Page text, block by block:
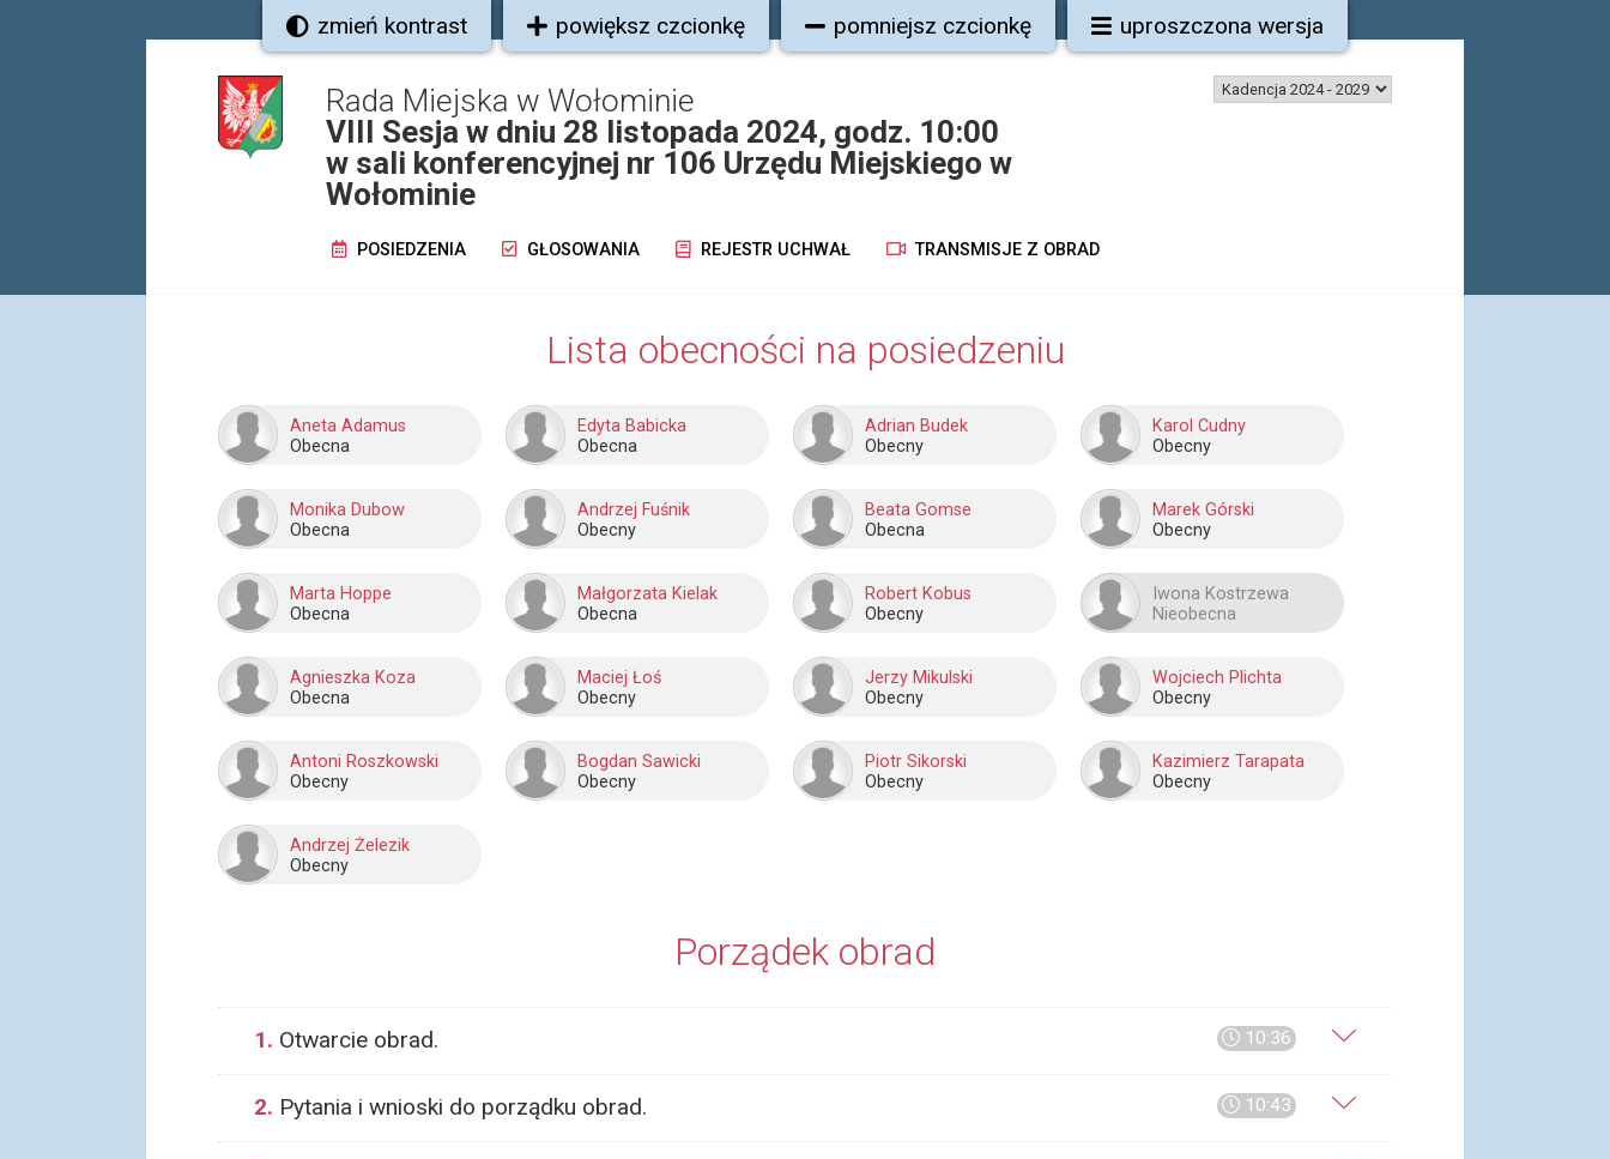
zmień kontrast powiększ czcionkę pomniejsz czcionkę uproszczona wersja
Rada Miejska w Wołominie
VIII Sesja w dniu 28 listopada 2024, godz. 10:00
w sali konferencyjnej nr 106 Urzędu Miejskiego w
Wołominie
POSIEDZENIA GŁOSOWANIA REJESTR UCHWAŁ TRANSMISJE Z OBRAD
Lista obecności na posiedzeniu
Aneta Adamus
Obecna
Edyta Babicka
Obecna
Adrian Budek
Obecny
Karol Cudny
Obecny
Monika Dubow
Obecna
Andrzej Fuśnik
Obecny
Beata Gomse
Obecna
Marek Górski
Obecny
Marta Hoppe
Obecna
Małgorzata Kielak
Obecna
Robert Kobus
Obecny
Iwona Kostrzewa
Nieobecna
Agnieszka Koza
Obecna
Maciej Łoś
Obecny
Jerzy Mikulski
Obecny
Wojciech Plichta
Obecny
Antoni Roszkowski
Obecny
Bogdan Sawicki
Obecny
Piotr Sikorski
Obecny
Kazimierz Tarapata
Obecny
Andrzej Żelezik
Obecny
Porządek obrad
10:36
1. Otwarcie obrad.
10:43
2. Pytania i wnioski do porządku obrad.